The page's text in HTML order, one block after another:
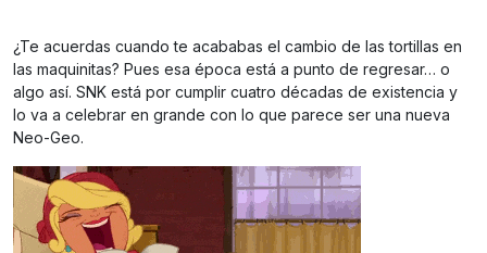
¿Te acuerdas cuando te acababas el cambio de las tortillas en
las maquinitas? Pues esa época está a punto de regresar… o
algo así. SNK está por cumplir cuatro décadas de existencia y
lo va a celebrar en grande con lo que parece ser una nueva
Neo-Geo.